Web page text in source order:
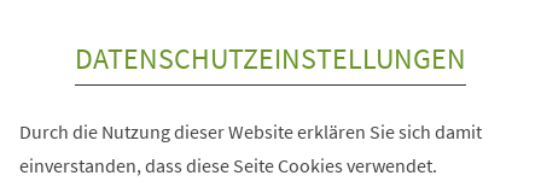
DATENSCHUTZEINSTELLUNGEN
Durch die Nutzung dieser Website erklären Sie sich damit
einverstanden, dass diese Seite Cookies verwendet.